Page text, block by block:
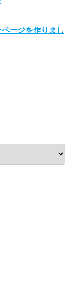
ージを作りまし